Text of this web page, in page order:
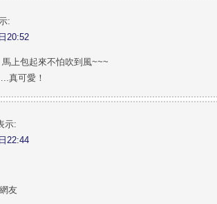
:
20:52
上包起來不怕吹到風~~~
真可愛！
示:
22:44
友